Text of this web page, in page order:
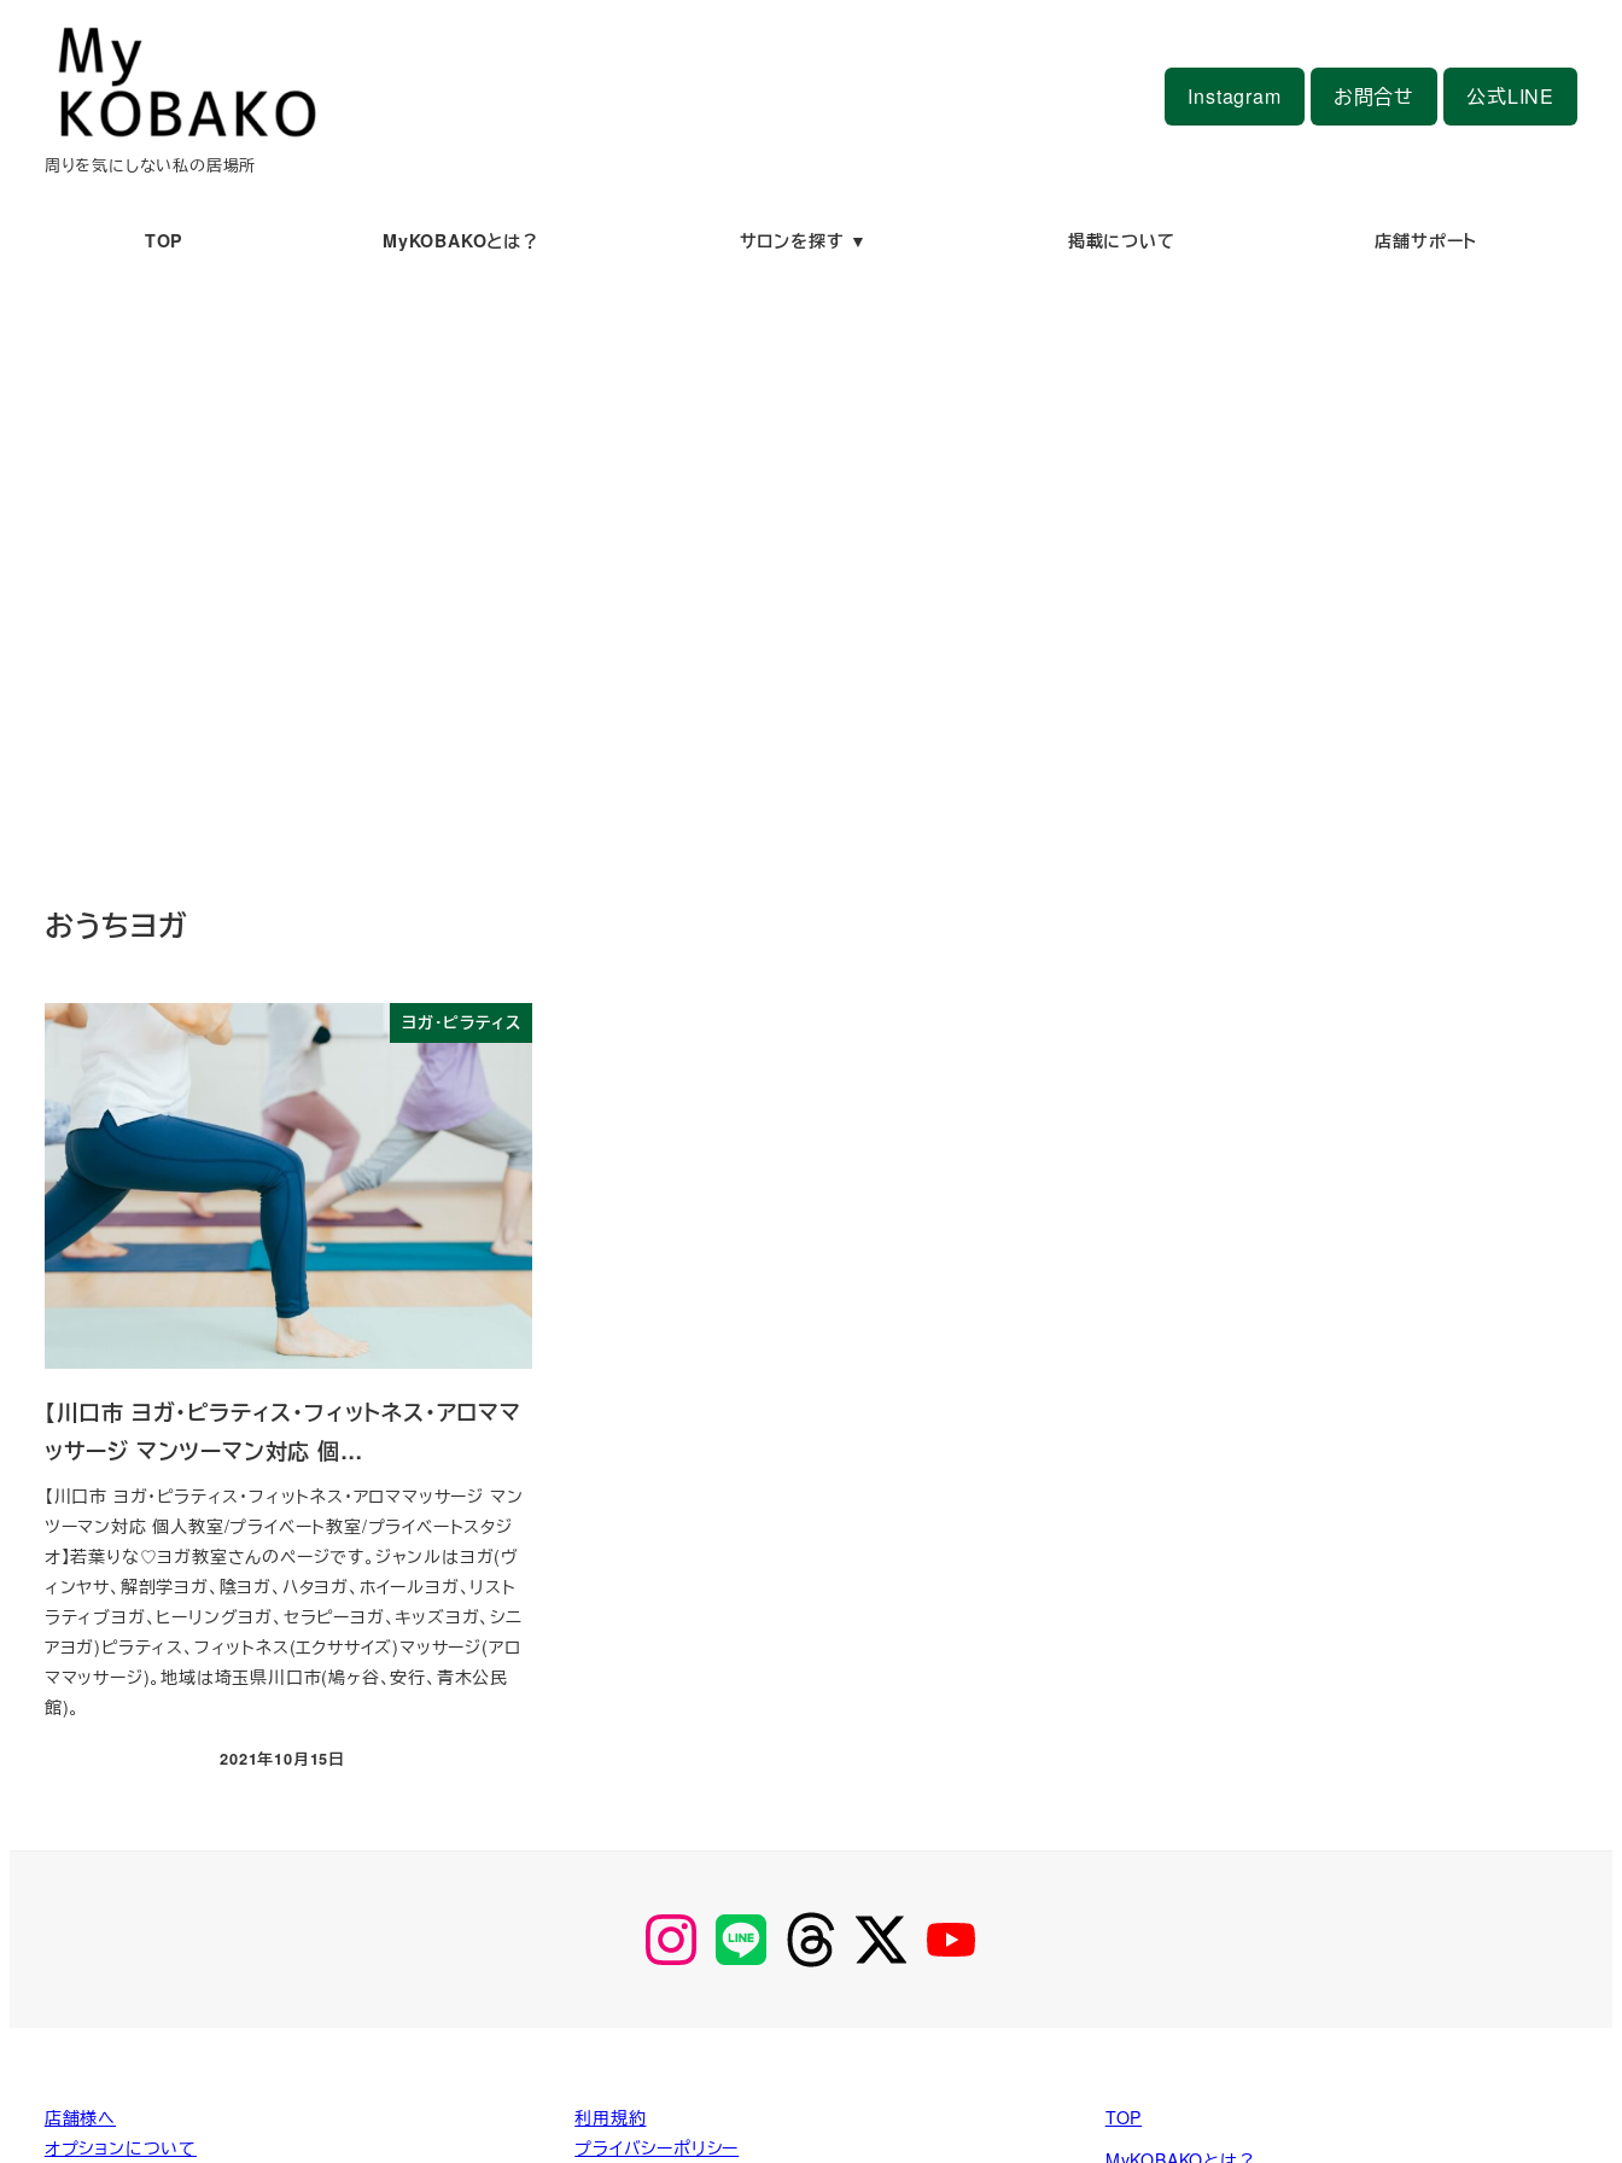
周りを気にしない私の居場所
Instagram お問合せ 公式LINE
TOP MyKOBAKOとは？ サロンを探す ▼ 掲載について 店舗サポート
おうちヨガ
ヨガ・ピラティス
【川口市 ヨガ・ピラティス・フィットネス・アロママ
ッサージ マンツーマン対応 個…
【川口市 ヨガ・ピラティス・フィットネス・アロママッサージ マン
ツーマン対応 個人教室/プライベート教室/プライベートスタジ
オ】若葉りな♡ヨガ教室さんのページです。ジャンルはヨガ(ヴ
ィンヤサ、解剖学ヨガ、陰ヨガ、ハタヨガ、ホイールヨガ、リスト
ラティブヨガ、ヒーリングヨガ、セラピーヨガ、キッズヨガ、シニ
アヨガ)ピラティス、フィットネス(エクササイズ)マッサージ(アロ
ママッサージ)。地域は埼玉県川口市(鳩ヶ谷、安行、青木公民
館)。
投稿日
2021年10月15日
【Instagram】
MyKOBAKO
【LINE】 【threads】 【Twitter】
店舗様へ
オプションについて
利用規約
プライバシーポリシー
TOP